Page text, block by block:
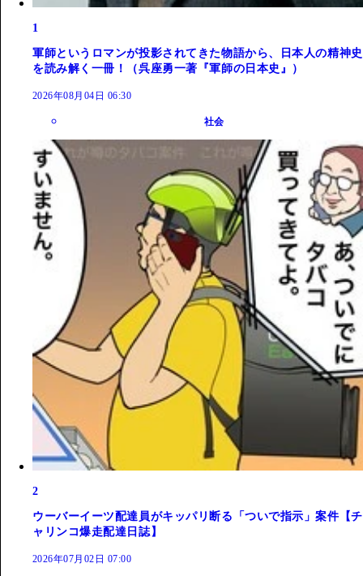
1
軍師というロマンが投影されてきた物語から、日本人の精神史
を読み解く一冊！（呉座勇一著『軍師の日本史』）
2026年08月04日 06:30
社会
2
ウーバーイーツ配達員がキッパリ断る「ついで指示」案件【チ
ャリンコ爆走配達日誌】
2026年07月02日 07:00